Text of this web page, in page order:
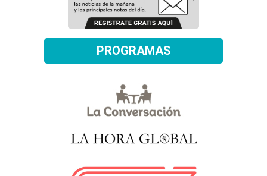
PROGRAMAS